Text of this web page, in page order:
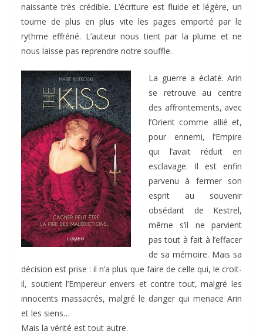
naissante très crédible. L’écriture est fluide et légère, un
tourne de plus en plus vite les pages emporté par le
rythme effréné. L’auteur nous tient par la plume et ne
nous laisse pas reprendre notre souffle.
La guerre a éclaté. Arin
se retrouve au centre
des affrontements, avec
l’Orient comme allié et,
pour ennemi, l’Empire
qui l’avait réduit en
esclavage. Il est enfin
parvenu à fermer son
esprit au souvenir
obsédant de Kestrel,
même s’il ne parvient
pas tout à fait à l’effacer
de sa mémoire. Mais sa
décision est prise : il n’a plus que faire de celle qui, le croit-
il, soutient l’Empereur envers et contre tout, malgré les
innocents massacrés, malgré le danger qui menace Arin
et les siens…
Mais la vérité est tout autre.